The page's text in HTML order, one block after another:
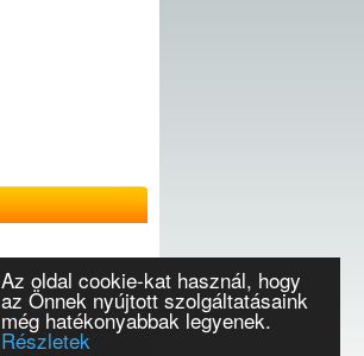
Az oldal cookie-kat használ, hogy
az Önnek nyújtott szolgáltatásaink
még hatékonyabbak legyenek.
Részletek